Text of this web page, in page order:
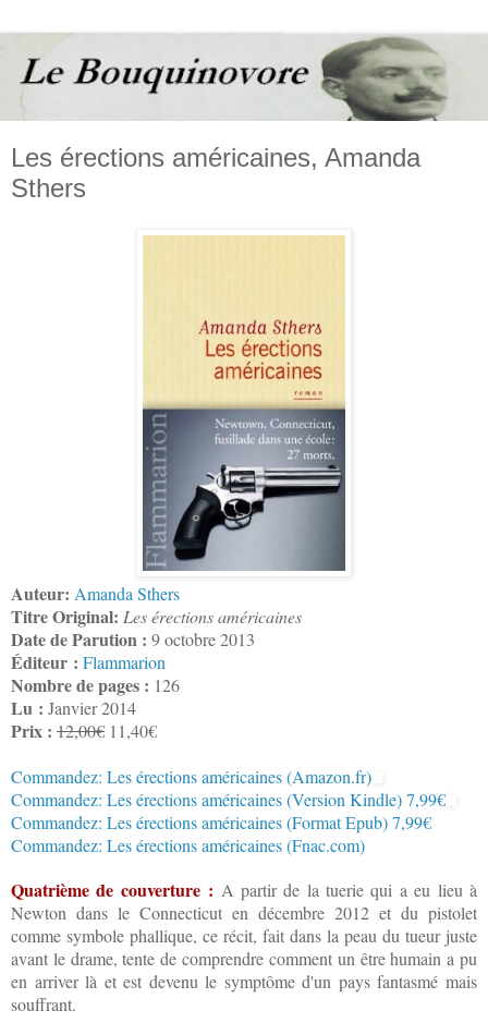
Les érections américaines, Amanda
Sthers
Auteur: Amanda Sthers
Titre Original: Les érections américaines
Date de Parution : 9 octobre 2013
Éditeur : Flammarion
Nombre de pages : 126
Lu : Janvier 2014
Prix : 12,00€ 11,40€
Commandez: Les érections américaines (Amazon.fr)
Commandez: Les érections américaines (Version Kindle) 7,99€
Commandez: Les érections américaines (Format Epub) 7,99€
Commandez: Les érections américaines (Fnac.com)
Quatrième de couverture : A partir de la tuerie qui a eu lieu à
Newton dans le Connecticut en décembre 2012 et du pistolet
comme symbole phallique, ce récit, fait dans la peau du tueur juste
avant le drame, tente de comprendre comment un être humain a pu
en arriver là et est devenu le symptôme d'un pays fantasmé mais
souffrant.